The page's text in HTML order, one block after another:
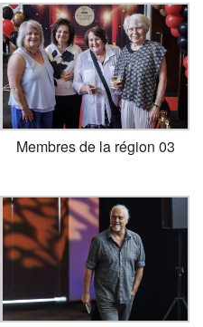
Membres de la région 03